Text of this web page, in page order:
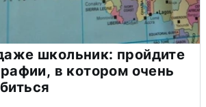
школьник: пройдите
в котором очень